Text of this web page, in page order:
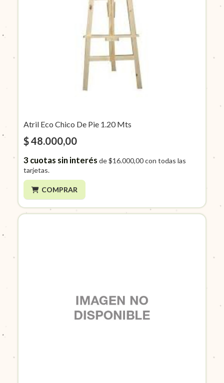
Atril Eco Chico De Pie 1.20 Mts
$ 48.000,00
3cuotas sin interés de$16.000,00con todas las
tarjetas.
COMPRAR